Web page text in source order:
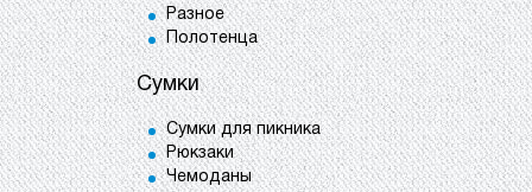
Разное
Полотенца
Сумки
Сумки для пикника
Рюкзаки
Чемоданы